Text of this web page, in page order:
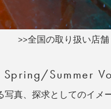
>>全国の取り扱い店舗
Summer
写真、探求としてのイメ